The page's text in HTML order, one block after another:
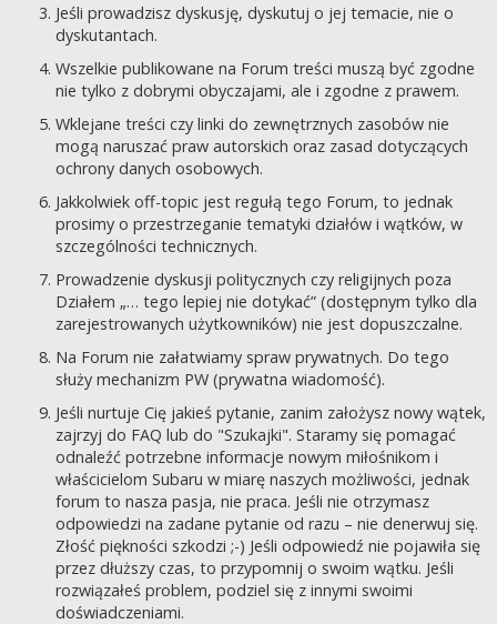
Jeśli prowadzisz dyskusję, dyskutuj o jej temacie, nie o
dyskutantach.
Wszelkie publikowane na Forum treści muszą być zgodne
nie tylko z dobrymi obyczajami, ale i zgodne z prawem.
Wklejane treści czy linki do zewnętrznych zasobów nie
mogą naruszać praw autorskich oraz zasad dotyczących
ochrony danych osobowych.
Jakkolwiek off-topic jest regułą tego Forum, to jednak
prosimy o przestrzeganie tematyki działów i wątków, w
szczególności technicznych.
Prowadzenie dyskusji politycznych czy religijnych poza
Działem „… tego lepiej nie dotykać” (dostępnym tylko dla
zarejestrowanych użytkowników) nie jest dopuszczalne.
Na Forum nie załatwiamy spraw prywatnych. Do tego
służy mechanizm PW (prywatna wiadomość).
Jeśli nurtuje Cię jakieś pytanie, zanim założysz nowy wątek,
zajrzyj do FAQ lub do "Szukajki". Staramy się pomagać
odnaleźć potrzebne informacje nowym miłośnikom i
właścicielom Subaru w miarę naszych możliwości, jednak
forum to nasza pasja, nie praca. Jeśli nie otrzymasz
odpowiedzi na zadane pytanie od razu – nie denerwuj się.
Złość piękności szkodzi ;-) Jeśli odpowiedź nie pojawiła się
przez dłuższy czas, to przypomnij o swoim wątku. Jeśli
rozwiązałeś problem, podziel się z innymi swoimi
doświadczeniami.